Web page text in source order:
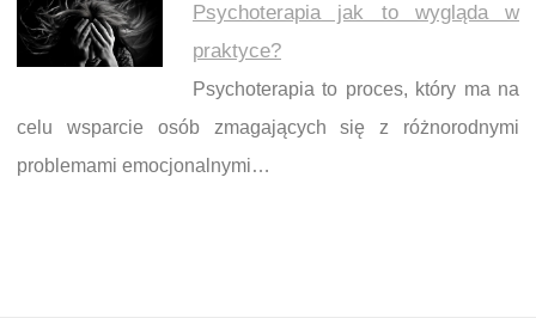
Psychoterapia jak to wygląda w
praktyce?
Psychoterapia to proces, który ma na
celu wsparcie osób zmagających się z różnorodnymi
problemami emocjonalnymi…